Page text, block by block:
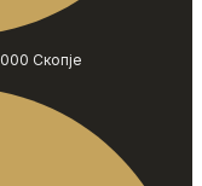
Скопје